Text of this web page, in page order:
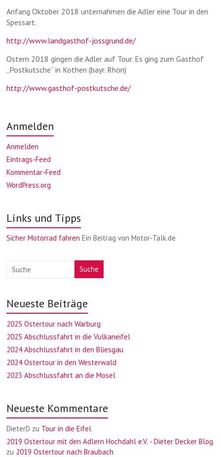
Anfang Oktober 2018 unternahmen die Adler eine Tour in den
Spessart.
http://www.landgasthof-jossgrund.de/
Ostern 2018 gingen die Adler auf Tour. Es ging zum Gasthof
„Postkutsche“ in Kothen (bayr. Rhön)
http://www.gasthof-postkutsche.de/
Anmelden
Anmelden
Eintrags-Feed
Kommentar-Feed
WordPress.org
Links und Tipps
Sicher Motorrad fahren Ein Beitrag von Motor-Talk.de
Suche
Neueste Beiträge
2025 Ostertour nach Warburg
2025 Abschlussfahrt in die Vulkaneifel
2024 Abschlussfahrt in den Bliesgau
2024 Ostertour in den Westerwald
2023 Abschlussfahrt an die Mosel
Neueste Kommentare
DieterD zu Tour in die Eifel
2019 Ostertour mit den Adlern Hochdahl e.V. - Dieter Decker Blog
zu 2019 Ostertour nach Braubach